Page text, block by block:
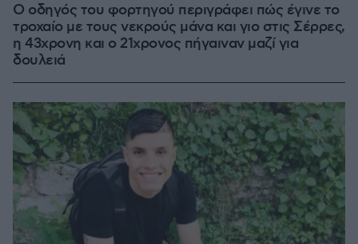
Ο οδηγός του φορτηγού περιγράφει πώς έγινε το
τροχαίο με τους νεκρούς μάνα και γιο στις Σέρρες,
η 43χρονη και ο 21χρονος πήγαιναν μαζί για
δουλειά